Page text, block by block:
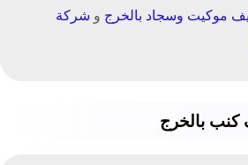
موكيت وسجاد بالخرج و شركة
كنب بالخرج